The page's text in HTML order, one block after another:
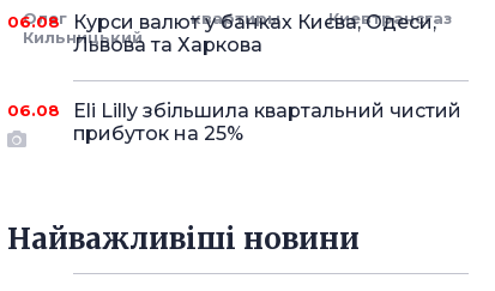
Олег
Кильницький
квартиры Киевтрансгаз
06.08
Курси валют у банках Києва, Одеси,
Львова та Харкова
06.08
Eli Lilly збільшила квартальний чистий
прибуток на 25%
Найважливіші новини